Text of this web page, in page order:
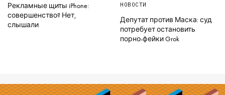
Рекламные щиты iPhone:
совершенство? Нет,
слышали
НОВОСТИ
Депутат против Маска: суд
потребует остановить
порно-фейки Grok